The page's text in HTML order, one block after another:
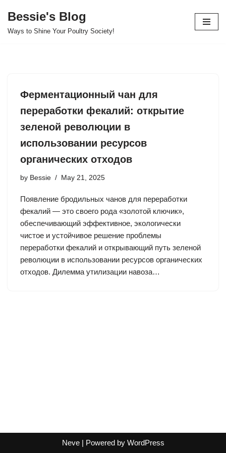
Skip
Bessie's Blog
Ways to Shine Your Poultry Society!
Ферментационный чан для
переработки фекалий: открытие
зеленой революции в
использовании ресурсов
органических отходов
by Bessie May 21, 2025
Появление бродильных чанов для переработки
фекалий — это своего рода «золотой ключик»,
обеспечивающий эффективное, экологически
чистое и устойчивое решение проблемы
переработки фекалий и открывающий путь зеленой
революции в использовании ресурсов органических
отходов. Дилемма утилизации навоза…
Neve| Powered by WordPress